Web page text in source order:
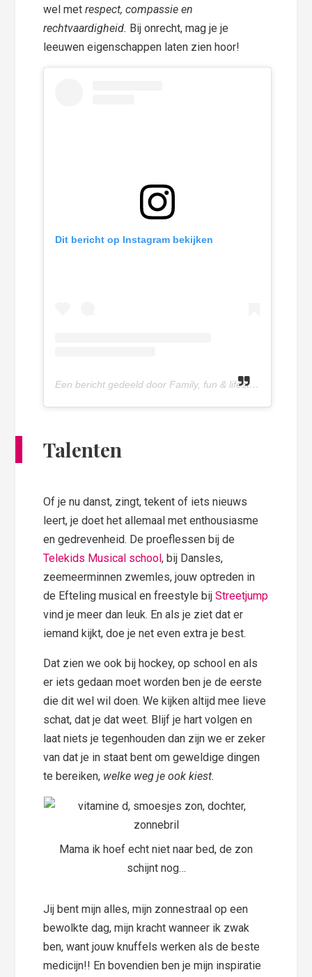
wel metrespect, compassie en
rechtvaardigheid. Bij onrecht, mag je je
leeuwen eigenschappen laten zien hoor!
Dit bericht op Instagram bekijken
Een bericht gedeeld door Family, fun & lifestyle blog (@olivettepuntnl)
Talenten
Of je nu danst, zingt, tekent of iets nieuws
leert, je doet het allemaal met enthousiasme
en gedrevenheid. De proeflessen bij de
Telekids Musical school, bij Dansles,
zeemeerminnen zwemles, jouw optreden in
de Efteling musical en freestyle bijStreetjump
vind je meer dan leuk. En als je ziet dat er
iemand kijkt, doe je net even extra je best.
Dat zien we ook bij hockey, op school en als
er iets gedaan moet worden ben je de eerste
die dit wel wil doen. We kijken altijd mee lieve
schat, dat je dat weet. Blijf je hart volgen en
laat niets je tegenhouden dan zijn we er zeker
van dat je in staat bent om geweldige dingen
te bereiken, welke weg je ook kiest.
Mama ik hoef echt niet naar bed, de zon
schijnt nog…
Jij bent mijn alles, mijn zonnestraal op een
bewolkte dag, mijn kracht wanneer ik zwak
ben, want jouw knuffels werken als de beste
medicijn!! En bovendien ben je mijn inspiratie